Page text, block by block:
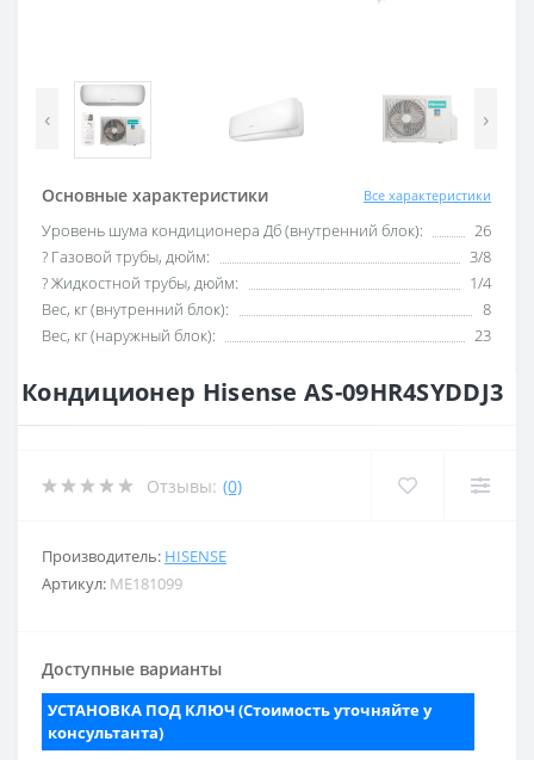
‹ ›
Основные характеристики Все характеристики
Уровень шума кондиционера Дб (внутренний блок):
26
? Газовой трубы, дюйм:
3/8
? Жидкостной трубы, дюйм:
1/4
Вес, кг (внутренний блок):
8
Вес, кг (наружный блок):
23
Кондиционер Hisense AS-09HR4SYDDJ3
Отзывы: (0)
Производитель: HISENSE
Артикул: ME181099
Доступные варианты
УСТАНОВКА ПОД КЛЮЧ (Стоимость уточняйте у
консультанта)